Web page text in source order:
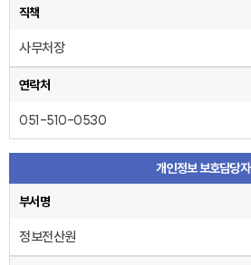
직책
사무처장
연락처
051-510-0530
개인정보 보호담당자
부서명
정보전산원